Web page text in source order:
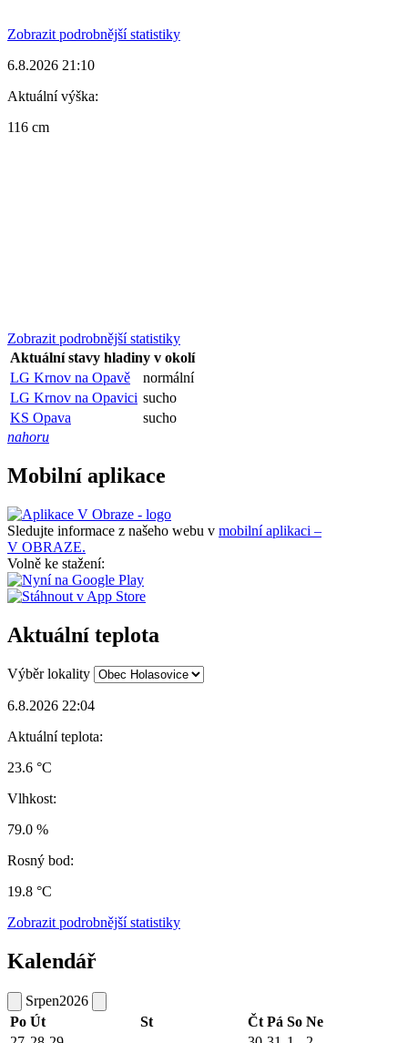
Zobrazit podrobnější statistiky
6.8.2026 21:10
Aktuální výška:
116 cm
Zobrazit podrobnější statistiky
Aktuální stavy hladiny v okolí
LG Krnov na Opavě
normální
LG Krnov na Opavici sucho
KS Opava
sucho
nahoru
Mobilní aplikace
Sledujte informace z našeho webu v mobilní aplikaci –
V OBRAZE.
Volně ke stažení:
Aktuální teplota
Výběr lokality
6.8.2026 22:04
Aktuální teplota:
23.6 °C
Vlhkost:
79.0 %
Rosný bod:
19.8 °C
Zobrazit podrobnější statistiky
Kalendář
Srpen2026
Po Út St Čt Pá So Ne